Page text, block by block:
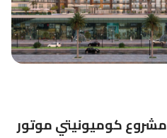
مشروع كوميونيتي موتور